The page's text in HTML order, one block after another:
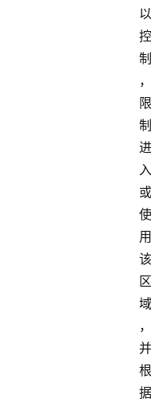
以
控
制
，
限
制
进
入
或
使
用
该
区
域
，
并
根
据